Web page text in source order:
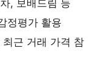
, 보배드림 등
정평가 활용
근 거래 가격 참